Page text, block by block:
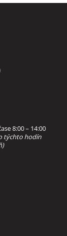
8:00 – 14:00
týchto hodín